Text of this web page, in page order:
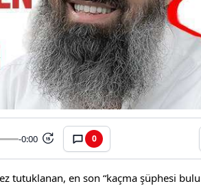
-0:00 15 0
tutuklanan, en son “kaçma şüphesi